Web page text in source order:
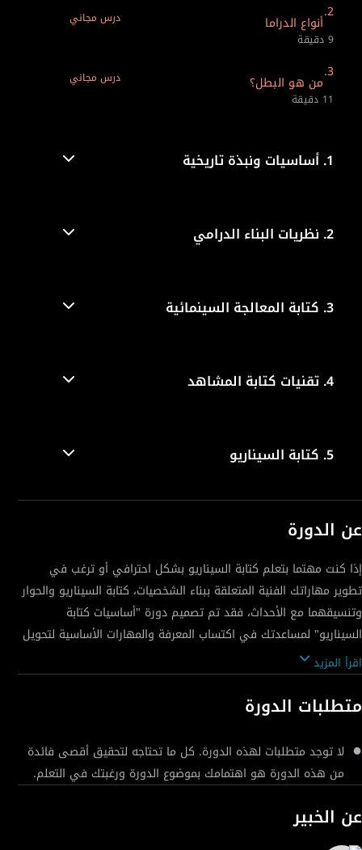
2.
أنواع الدراما
درس مجاني
9 دقيقة
3.
من هو البطل؟
درس مجاني
11 دقيقة
1. أساسيات ونبذة تاريخية
2. نظريات البناء الدرامي
3. كتابة المعالجة السينمائية
4. تقنيات كتابة المشاهد
5. كتابة السيناريو
عن الدورة
إذا كنت مهتما بتعلم كتابة السيناريو بشكل احترافي أو ترغب في
تطوير مهاراتك الفنية المتعلقة ببناء الشخصيات، كتابة السيناريو والحوار
وتنسيقهما مع الأحداث، فقد تم تصميم دورة "أساسيات كتابة
السيناريو" لمساعدتك في اكتساب المعرفة والمهارات الأساسية لتحويل
تبدأ الدورة بالتعرف على أصل الدراما وتاريخها ومفهوم السيناريو
وأهميته. ستفهم من هو البطل وكيفية بناء الشخصية المساعدة بعمق
ودقة. سنناقش أهمية البناء الدرامي وكيفية تشكيله لشخصيات الفيلم.
كما ستتعرف على نظريتين رئيسيتين في كتابة السيناريو: نظرية سيد
فيلد الشهيرة التي تقدم إطاراً قوياً لبناء السيناريو، ونظرية رحلة البطل
التي تساعدك على بناء قصة غنية بالتفاصيل والدروس الإنسانية.
سنشرح أيضاً كيفية تطبيق البناء العضوي في كتابة السيناريو لضمان
اقرأ المزيد
متطلبات الدورة
لا توجد متطلبات لهذه الدورة. كل ما تحتاجه لتحقيق أقصى فائدة
من هذه الدورة هو اهتمامك بموضوع الدورة ورغبتك في التعلم.
عن الخبير